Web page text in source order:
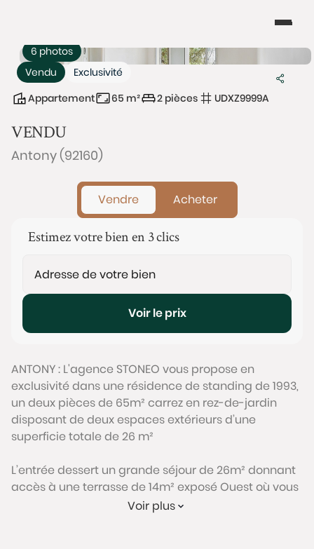
Vendu Exclusivité
6 photos
Appartement 65 m² 2 pièces UDXZ9999A
VENDU
Antony (92160)
Vendre Acheter
Estimez votre bien en 3 clics
Voir le prix
ANTONY : L'agence STONEO vous propose en
exclusivité dans une résidence de standing de 1993,
un deux pièces de 65m² carrez en rez-de-jardin
disposant de deux espaces extérieurs d’une
superficie totale de 26 m²
L’entrée dessert un grande séjour de 26m² donnant
accès à une terrasse de 14m² exposé Ouest où vous
pourrez installer table, chaises et salon d’extérieur.
Voir plus